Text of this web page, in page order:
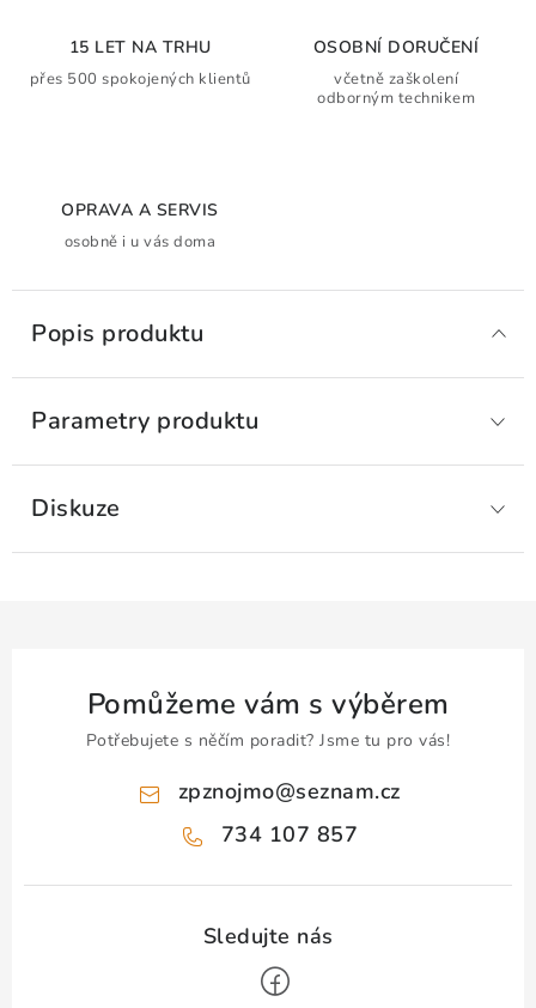
15 LET NA TRHU
přes 500 spokojených klientů
OSOBNÍ DORUČENÍ
včetně zaškolení
odborným technikem
OPRAVA A SERVIS
osobně i u vás doma
Popis produktu
Parametry produktu
Diskuze
Pomůžeme vám s výběrem
Potřebujete s něčím poradit? Jsme tu pro vás!
zpznojmo@seznam.cz
734 107 857